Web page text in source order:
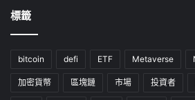
標籤
bitcoin defi ETF Metaverse
加密貨幣 區塊鏈 市場 投資者